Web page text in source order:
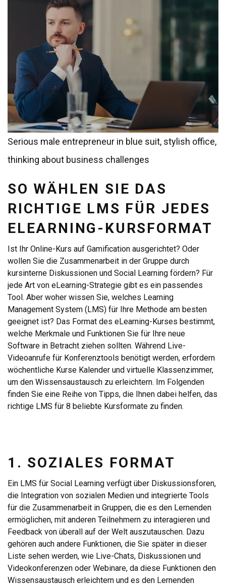
Serious male entrepreneur in blue suit, stylish office,
thinking about business challenges
SO WÄHLEN SIE DAS
RICHTIGE LMS FÜR JEDES
ELEARNING-KURSFORMAT
Ist Ihr Online-Kurs auf Gamification ausgerichtet? Oder
wollen Sie die Zusammenarbeit in der Gruppe durch
kursinterne Diskussionen und Social Learning fördern? Für
jede Art von eLearning-Strategie gibt es ein passendes
Tool. Aber woher wissen Sie, welches Learning
Management System (LMS) für Ihre Methode am besten
geeignet ist? Das Format des eLearning-Kurses bestimmt,
welche Merkmale und Funktionen Sie für Ihre neue
Software in Betracht ziehen sollten. Während Live-
Videoanrufe für Konferenztools benötigt werden, erfordern
wöchentliche Kurse Kalender und virtuelle Klassenzimmer,
um den Wissensaustausch zu erleichtern. Im Folgenden
finden Sie eine Reihe von Tipps, die Ihnen dabei helfen, das
richtige LMS für 8 beliebte Kursformate zu finden.
1. SOZIALES FORMAT
Ein LMS für Social Learning verfügt über Diskussionsforen,
die Integration von sozialen Medien und integrierte Tools
für die Zusammenarbeit in Gruppen, die es den Lernenden
ermöglichen, mit anderen Teilnehmern zu interagieren und
Feedback von überall auf der Welt auszutauschen. Dazu
gehören auch andere Funktionen, die Sie später in dieser
Liste sehen werden, wie Live-Chats, Diskussionen und
Videokonferenzen oder Webinare, da diese Funktionen den
Wissensaustausch erleichtern und es den Lernenden